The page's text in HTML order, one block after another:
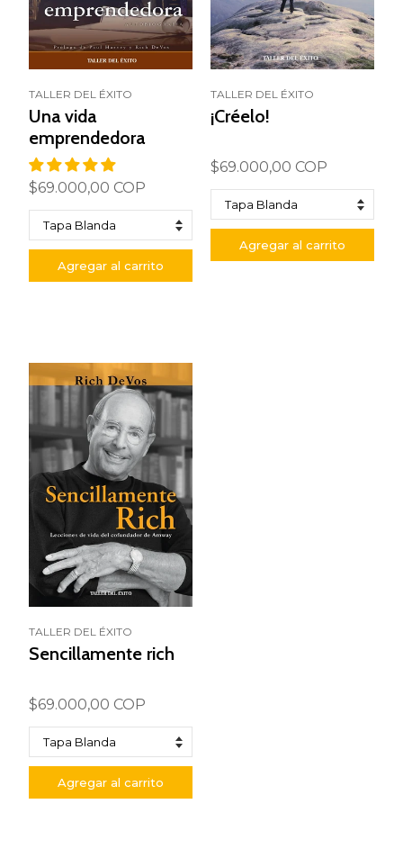
TALLER DEL ÉXITO
Una vida
emprendedora
$69.000,00 COP
Agregar al carrito
TALLER DEL ÉXITO
¡Créelo!
$69.000,00 COP
Agregar al carrito
TALLER DEL ÉXITO
Sencillamente rich
$69.000,00 COP
Agregar al carrito